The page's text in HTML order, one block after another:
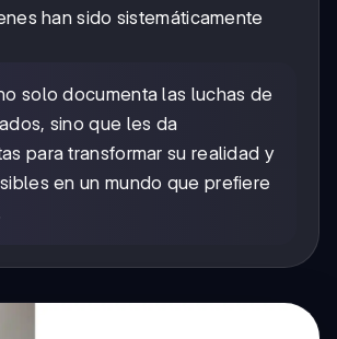
han sido sistemáticamente
solo documenta las luchas de
sino que les da
para transformar su realidad y
en un mundo que prefiere